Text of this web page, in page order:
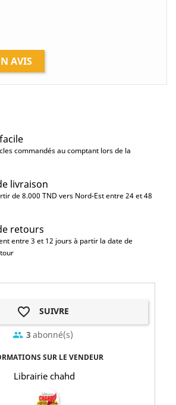
AVIS
commandés au comptant lors de la
livraison
de 8.000 TND vers Nord-Est entre 24 et 48
retours
entre 3 et 12 jours à partir la date de
favorite_border SUIVRE
group 3 abonné(s)
SUR LE VENDEUR
Librairie chahd